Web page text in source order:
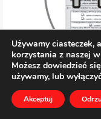
Rząd zauważył
samochodowej
Używamy ciasteczek,
korzystania z naszej
Możesz dowiedzieć
używamy, lub
Akceptuj